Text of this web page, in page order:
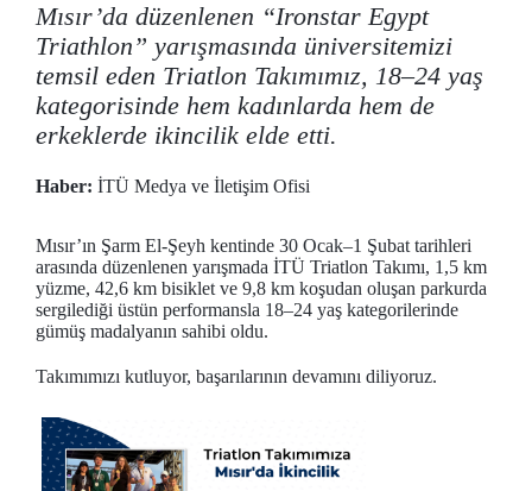
Mısır’da düzenlenen “Ironstar Egypt
Triathlon” yarışmasında üniversitemizi
temsil eden Triatlon Takımımız, 18–24 yaş
kategorisinde hem kadınlarda hem de
erkeklerde ikincilik elde etti.
Haber: İTÜ Medya ve İletişim Ofisi
Mısır’ın Şarm El-Şeyh kentinde 30 Ocak–1 Şubat tarihleri
arasında düzenlenen yarışmada İTÜ Triatlon Takımı, 1,5 km
yüzme, 42,6 km bisiklet ve 9,8 km koşudan oluşan parkurda
sergilediği üstün performansla 18–24 yaş kategorilerinde
gümüş madalyanın sahibi oldu.
Takımımızı kutluyor, başarılarının devamını diliyoruz.